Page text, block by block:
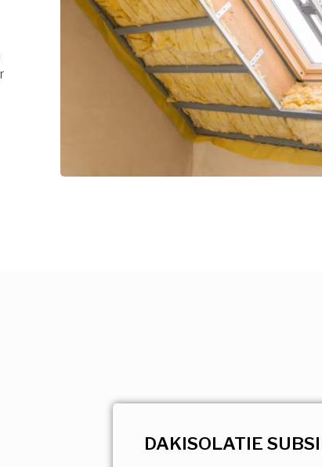
DAKISOLATIE